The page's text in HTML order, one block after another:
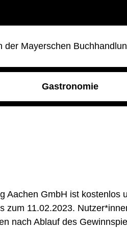
der Mayerschen
Gastronomie
GmbH ist
11.02.2023.
nach Ablauf des